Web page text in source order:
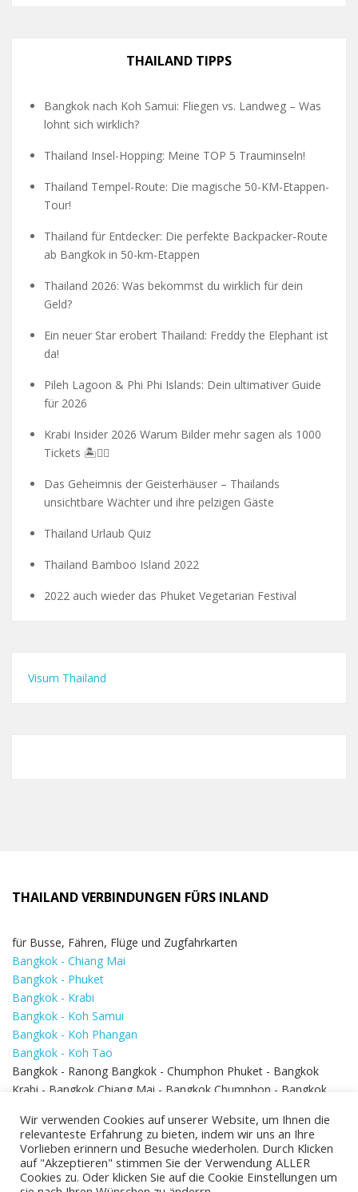
THAILAND TIPPS
Bangkok nach Koh Samui: Fliegen vs. Landweg – Was
lohnt sich wirklich?
Thailand Insel-Hopping: Meine TOP 5 Trauminseln!
Thailand Tempel-Route: Die magische 50-KM-Etappen-
Tour!
Thailand für Entdecker: Die perfekte Backpacker-Route
ab Bangkok in 50-km-Etappen
Thailand 2026: Was bekommst du wirklich für dein
Geld?
Ein neuer Star erobert Thailand: Freddy the Elephant ist
da!
Pileh Lagoon & Phi Phi Islands: Dein ultimativer Guide
für 2026
Krabi Insider 2026 Warum Bilder mehr sagen als 1000
Tickets 🏝️🧗‍♂️
Das Geheimnis der Geisterhäuser – Thailands
unsichtbare Wächter und ihre pelzigen Gäste
Thailand Urlaub Quiz
Thailand Bamboo Island 2022
2022 auch wieder das Phuket Vegetarian Festival
Visum Thailand
THAILAND VERBINDUNGEN FÜRS INLAND
für Busse, Fähren, Flüge und Zugfahrkarten
Bangkok - Chiang Mai
Bangkok - Phuket
Bangkok - Krabi
Bangkok - Koh Samui
Bangkok - Koh Phangan
Bangkok - Koh Tao
Bangkok - Ranong Bangkok - Chumphon Phuket - Bangkok
Krabi - Bangkok Chiang Mai - Bangkok Chumphon - Bangkok
Bangkok - Hua Hin
Wir verwenden Cookies auf unserer Website, um Ihnen die
relevanteste Erfahrung zu bieten, indem wir uns an Ihre
Vorlieben erinnern und Besuche wiederholen. Durch Klicken
auf "Akzeptieren" stimmen Sie der Verwendung ALLER
Cookies zu. Oder klicken Sie auf die Cookie Einstellungen um